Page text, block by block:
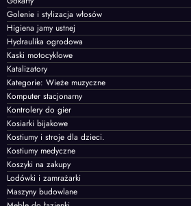
Golenie i stylizacja włosów
Higiena jamy ustnej
Hydraulika ogrodowa
Kaski motocyklowe
Katalizatory
Kategorie: Wieże muzyczne
Komputer stacjonarny
Kontrolery do gier
Kosiarki bijakowe
Kostiumy i stroje dla dzieci.
Kostiumy medyczne
Koszyki na zakupy
Lodówki i zamrażarki
Maszyny budowlane